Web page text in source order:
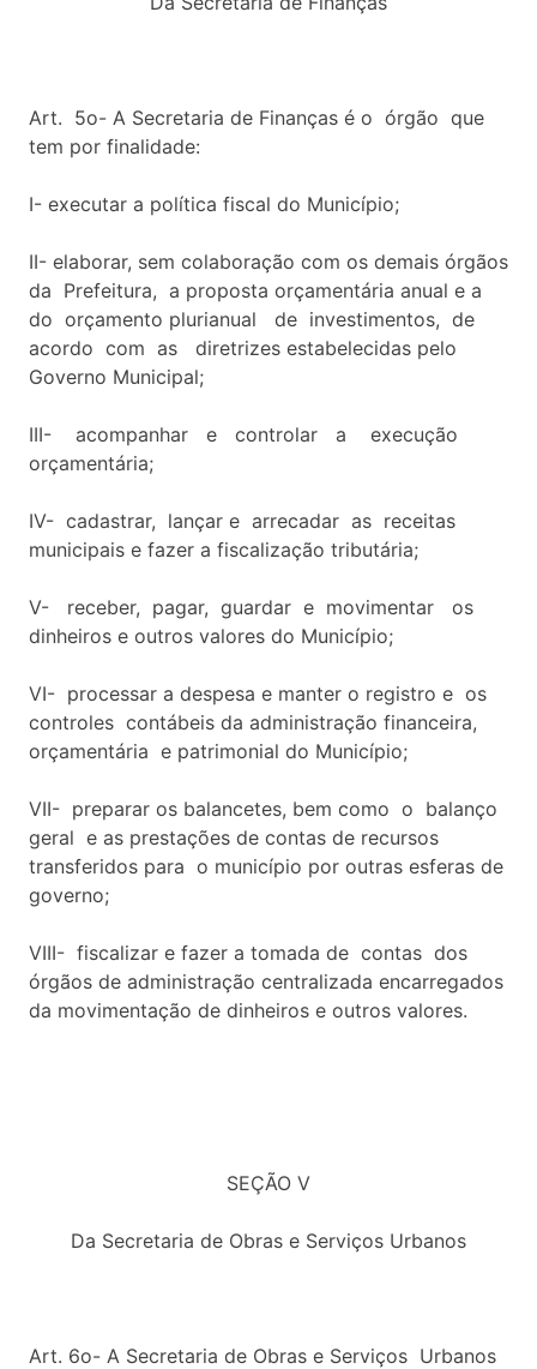
Art. 5o- A Secretaria de Finanças é o órgão que
tem por finalidade:
I- executar a política fiscal do Município;
II- elaborar, sem colaboração com os demais órgãos
da Prefeitura, a proposta orçamentária anual e a
do orçamento plurianual de investimentos, de
acordo com as diretrizes estabelecidas pelo
Governo Municipal;
III- acompanhar e controlar a execução
orçamentária;
IV- cadastrar, lançar e arrecadar as receitas
municipais e fazer a fiscalização tributária;
V- receber, pagar, guardar e movimentar os
dinheiros e outros valores do Município;
VI- processar a despesa e manter o registro e os
controles contábeis da administração financeira,
orçamentária e patrimonial do Município;
VII- preparar os balancetes, bem como o balanço
geral e as prestações de contas de recursos
transferidos para o município por outras esferas de
governo;
VIII- fiscalizar e fazer a tomada de contas dos
órgãos de administração centralizada encarregados
da movimentação de dinheiros e outros valores.
SEÇÃO V
Da Secretaria de Obras e Serviços Urbanos
Art. 6o- A Secretaria de Obras e Serviços Urbanos